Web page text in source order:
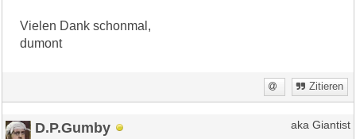
Vielen Dank schonmal,
dumont
Zitieren
D.P.Gumby aka Giantist